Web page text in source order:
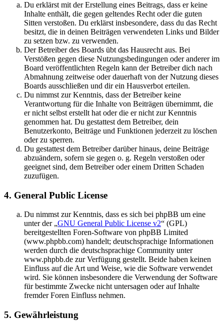
Du erklärst mit der Erstellung eines Beitrags, dass er keine
Inhalte enthält, die gegen geltendes Recht oder die guten
Sitten verstoßen. Du erklärst insbesondere, dass du das Recht
besitzt, die in deinen Beiträgen verwendeten Links und Bilder
zu setzen bzw. zu verwenden.
Der Betreiber des Boards übt das Hausrecht aus. Bei
Verstößen gegen diese Nutzungsbedingungen oder anderer im
Board veröffentlichten Regeln kann der Betreiber dich nach
Abmahnung zeitweise oder dauerhaft von der Nutzung dieses
Boards ausschließen und dir ein Hausverbot erteilen.
Du nimmst zur Kenntnis, dass der Betreiber keine
Verantwortung für die Inhalte von Beiträgen übernimmt, die
er nicht selbst erstellt hat oder die er nicht zur Kenntnis
genommen hat. Du gestattest dem Betreiber, dein
Benutzerkonto, Beiträge und Funktionen jederzeit zu löschen
oder zu sperren.
Du gestattest dem Betreiber darüber hinaus, deine Beiträge
abzuändern, sofern sie gegen o. g. Regeln verstoßen oder
geeignet sind, dem Betreiber oder einem Dritten Schaden
zuzufügen.
4. General Public License
Du nimmst zur Kenntnis, dass es sich bei phpBB um eine
unter der „GNU General Public License v2“ (GPL)
bereitgestellten Foren-Software von phpBB Limited
(www.phpbb.com) handelt; deutschsprachige Informationen
werden durch die deutschsprachige Community unter
www.phpbb.de zur Verfügung gestellt. Beide haben keinen
Einfluss auf die Art und Weise, wie die Software verwendet
wird. Sie können insbesondere die Verwendung der Software
für bestimmte Zwecke nicht untersagen oder auf Inhalte
fremder Foren Einfluss nehmen.
5. Gewährleistung